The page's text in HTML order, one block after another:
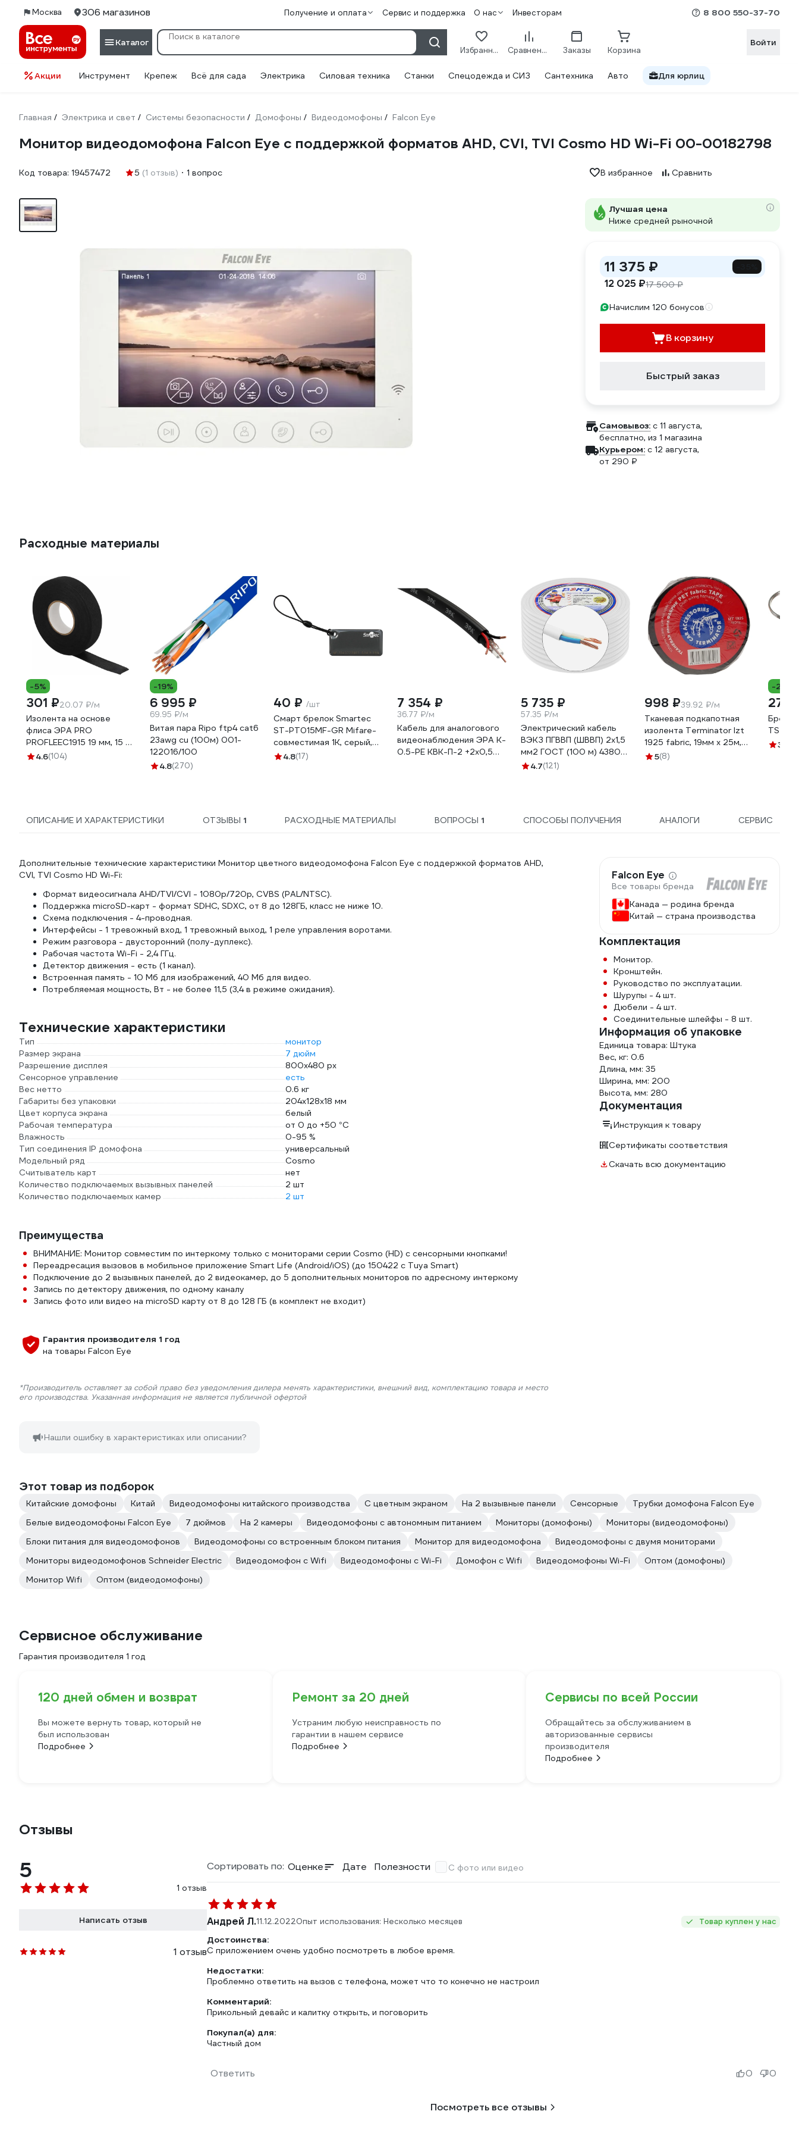
Москва 306 магазинов Получение и оплата Сервис и поддержка О нас Инвесторам 8 800 550-37-70
Каталог
Избранное Сравнение Заказы Корзина
Войти
Акции Инструмент Крепеж Всё для сада Электрика Силовая техника Станки Спецодежда и СИЗ Сантехника Авто Для юрлиц
Главная / Электрика и свет / Системы безопасности / Домофоны / Видеодомофоны / Falcon Eye
Монитор видеодомофона Falcon Eye с поддержкой форматов AHD, CVI, TVI Cosmo HD Wi-Fi 00-00182798
Код товара: 19457472 5 (1 отзыв) 1 вопрос В избранное Сравнить
Лучшая цена
Ниже средней рыночной
11 375 ₽
12 025 ₽17 500 ₽
Начислим 120 бонусов
В корзину
Быстрый заказ
Самовывоз: c 11 августа,
бесплатно, из 1 магазина
Курьером: c 12 августа,
от 290 ₽
Расходные материалы
-5%
301 ₽20.07 ₽/м
Изолента на основе
флиса ЭРА PRO
PROFLEEC1915 19 мм, 15 м,
0,3 мм, черная Б0057181
4.6(104)
-19%
6 995 ₽
69.95 ₽/м
Витая пара Ripo ftp4 cat6
23awg cu (100м) 001-
122016/100
4.8(270)
40 ₽ /шт
Cмарт брелок Smartec
ST-PT015MF-GR Mifare-
совместимая 1K, серый,
50x25x4 мм 1шт
4.8(17)
7 354 ₽
36.77 ₽/м
Кабель для аналогового
видеонаблюдения ЭРА K-
0.5-PE КВК-П-2 +2x0,5
5 735 ₽
57.35 ₽/м
Электрический кабель
ВЭКЗ ПГВВП (ШВВП) 2x1,5
мм2 ГОСТ (100 м) 43805
VEKZ00037
4.7(121)
998 ₽39.92 ₽/м
Тканевая подкапотная
изолента Terminator Izt
1925 fabric, 19мм х 25м,
толщина 0,25мм
5(8)
-27%
27 ₽
TS
3.4
ОПИСАНИЕ И ХАРАКТЕРИСТИКИ ОТЗЫВЫ 1 РАСХОДНЫЕ МАТЕРИАЛЫ ВОПРОСЫ 1 СПОСОБЫ ПОЛУЧЕНИЯ АНАЛОГИ СЕРВИС
Дополнительные технические характеристики Монитор цветного видеодомофона Falcon Eye с поддержкой форматов AHD,
CVI, TVI Cosmo HD Wi-Fi:
Формат видеосигнала AHD/TVI/CVI - 1080p/720p, CVBS (PAL/NTSC).
Поддержка microSD-карт - формат SDHC, SDXC, от 8 до 128ГБ, класс не ниже 10.
Схема подключения - 4-проводная.
Интерфейсы - 1 тревожный вход, 1 тревожный выход, 1 реле управления воротами.
Режим разговора - двусторонний (полу-дуплекс).
Рабочая частота Wi-Fi - 2,4 ГГц.
Детектор движения - есть (1 канал).
Встроенная память - 10 Мб для изображений, 40 Мб для видео.
Потребляемая мощность, Вт - не более 11,5 (3,4 в режиме ожидания).
Технические характеристики
Тип
монитор
Размер экрана
7 дюйм
Разрешение дисплея
800х480 px
Сенсорное управление
есть
Вес нетто
0.6 кг
Габариты без упаковки
204х128х18 мм
Цвет корпуса экрана
белый
Рабочая температура
от 0 до +50 °С
Влажность
0-95 %
Тип соединения IP домофона
универсальный
Модельный ряд
Cosmo
Считыватель карт
нет
Количество подключаемых вызывных панелей
2 шт
Количество подключаемых камер
2 шт
Преимущества
ВНИМАНИЕ: Монитор совместим по интеркому только с мониторами серии Cosmo (HD) с сенсорными кнопками!
Переадресация вызовов в мобильное приложение Smart Life (Android/iOS) (до 150422 с Tuya Smart)
Подключение до 2 вызывных панелей, до 2 видеокамер, до 5 дополнительных мониторов по адресному интеркому
Запись по детектору движения, по одному каналу
Запись фото или видео на microSD карту от 8 до 128 ГБ (в комплект не входит)
Гарантия производителя 1 год
на товары Falcon Eye
*Производитель оставляет за собой право без уведомления дилера менять характеристики, внешний вид, комплектацию товара и место
его производства. Указанная информация не является публичной офертой
Нашли ошибку в характеристиках или описании?
Falcon Eye
Все товары бренда
Канада — родина бренда
Китай — страна производства
Комплектация
Монитор.
Кронштейн.
Руководство по эксплуатации.
Шурупы - 4 шт.
Дюбели - 4 шт.
Соединительные шлейфы - 8 шт.
Информация об упаковке
Единица товара: Штука
Вес, кг: 0.6
Длина, мм: 35
Ширина, мм: 200
Высота, мм: 280
Документация
Инструкция к товару
Сертификаты соответствия
Скачать всю документацию
Этот товар из подборок
Китайские домофоны Китай Видеодомофоны китайского производства С цветным экраном На 2 вызывные панели Сенсорные
Трубки домофона Falcon Eye
Белые видеодомофоны Falcon Eye
7 дюймов На 2 камеры Видеодомофоны с автономным питанием Мониторы (домофоны)
Мониторы (видеодомофоны)
Блоки питания для видеодомофонов
Видеодомофоны со встроенным блоком питания Монитор для видеодомофона
Видеодомофоны с двумя мониторами
Мониторы видеодомофонов Schneider Electric
Видеодомофон с Wifi Видеодомофоны с Wi-Fi Домофон с Wifi Видеодомофоны Wi-Fi
Оптом (домофоны)
Монитор Wifi
Оптом (видеодомофоны)
Сервисное обслуживание
Гарантия производителя 1 год
120 дней обмен и возврат
Вы можете вернуть товар, который не
был использован
Подробнее
Ремонт за 20 дней
Устраним любую неисправность по
гарантии в нашем сервисе
Подробнее
Сервисы по всей России
Обращайтесь за обслуживанием в
авторизованные сервисы
производителя
Подробнее
Отзывы
5
1 отзыв
Написать отзыв
1 отзыв
Сортировать по: Оценке Дате Полезности С фото или видео
Андрей Л.11.12.2022Опыт использования: Несколько месяцев Товар куплен у нас
Достоинства:
С приложением очень удобно посмотреть в любое время.
Недостатки:
Проблемно ответить на вызов с телефона, может что то конечно не настроил
Комментарий:
Прикольный девайс и калитку открыть, и поговорить
Покупал(а) для:
Частный дом
Ответить 0 0
Посмотреть все отзывы